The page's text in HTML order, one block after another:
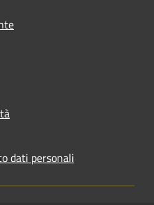
dati personali